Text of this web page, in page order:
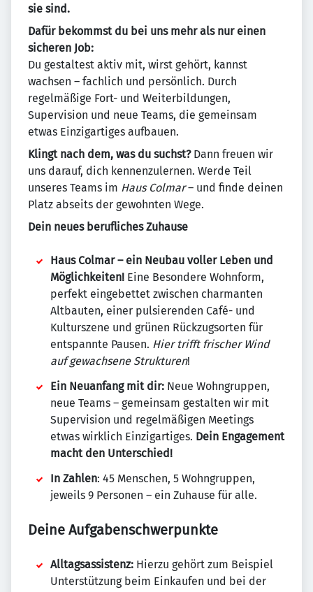
sie sind.
Dafür bekommst du bei uns mehr als nur einen
sicheren Job:
Du gestaltest aktiv mit, wirst gehört, kannst
wachsen – fachlich und persönlich. Durch
regelmäßige Fort- und Weiterbildungen,
Supervision und neue Teams, die gemeinsam
etwas Einzigartiges aufbauen.
Klingt nach dem, was du suchst?Dann freuen wir
uns darauf, dich kennenzulernen. Werde Teil
unseres Teams im Haus Colmar– und finde deinen
Platz abseits der gewohnten Wege.
Dein neues berufliches Zuhause
Haus Colmar – ein Neubau voller Leben und
Möglichkeiten! Eine Besondere Wohnform,
perfekt eingebettet zwischen charmanten
Altbauten, einer pulsierenden Café- und
Kulturszene und grünen Rückzugsorten für
entspannte Pausen. Hier trifft frischer Wind
auf gewachsene Strukturen!
Ein Neuanfang mit dir: Neue Wohngruppen,
neue Teams – gemeinsam gestalten wir mit
Supervision und regelmäßigen Meetings
etwas wirklich Einzigartiges. Dein Engagement
macht den Unterschied!
In Zahlen: 45 Menschen, 5 Wohngruppen,
jeweils 9 Personen – ein Zuhause für alle.
Deine Aufgabenschwerpunkte
Alltagsassistenz: Hierzu gehört zum Beispiel
Unterstützung beim Einkaufen und bei der